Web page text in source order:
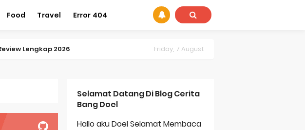
Food Travel Error 404
Friday, 7 August
Selamat Datang Di Blog Cerita
Bang Doel
Hallo aku Doel Selamat Membaca